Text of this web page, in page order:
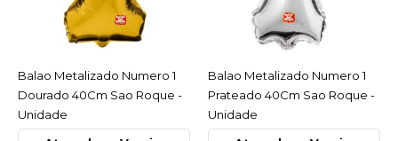
Balao Liso 7.0 Verde
Lima C/50 Sao Roque -
R$12,39
COMPRAR
ACESSAR
Balao Metalizado Numero 1
Dourado 40Cm Sao Roque -
Unidade
ACESSAR
Balao Metalizado Numero 1
Prateado 40Cm Sao Roque -
Unidade